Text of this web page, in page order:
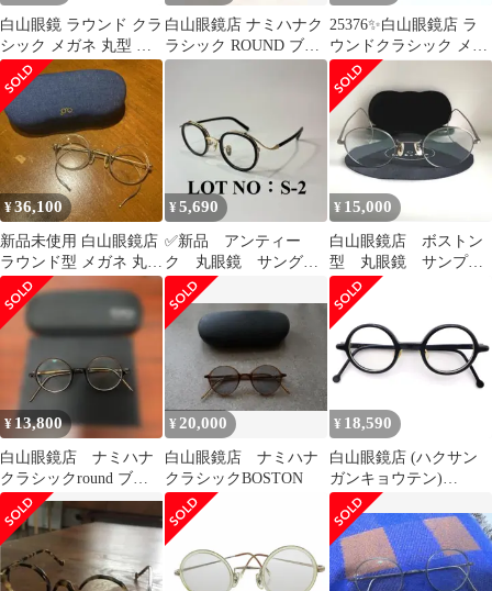
白山眼鏡 ラウンド クラ
シック メガネ 丸型 ケ
ース付き
白山眼鏡店 ナミハナク
ラシック ROUND ブラ
ウン ラウンド
25376✨白山眼鏡店 ラ
ウンドクラシック メガ
ネ 眼鏡 ブラック
¥36,100
新品未使用 白山眼鏡店
ラウンド型 メガネ 丸眼
鏡 縄手テンプル
¥5,690
✅新品 アンティー
ク 丸眼鏡 サングラ
ス メガネ ラウン
ド レトロ ゴール
ド S
¥ 15,000
白山眼鏡店 ボストン
型 丸眼鏡 サンプラ
チナ 日本製 度な
し
¥ 13,800
白山眼鏡店 ナミハナ
クラシックround ブラ
ウン 丸メガネ
¥ 20,000
白山眼鏡店 ナミハナ
クラシックBOSTON
¥ 18,590
白山眼鏡店 (ハクサン
ガンキョウテン)
ROUND classic ラウン
ドクラシック メガネ サ
ングラス ブラック 度入
り